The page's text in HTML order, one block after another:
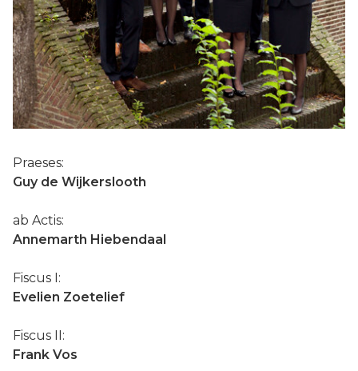
Praeses:
Guy de Wijkerslooth
ab Actis:
Annemarth Hiebendaal
Fiscus I:
Evelien Zoetelief
Fiscus II:
Frank Vos